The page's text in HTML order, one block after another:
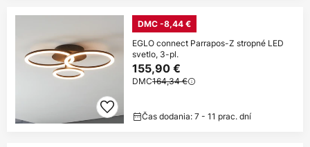
DMC -8,44 €
EGLO connect Parrapos-Z stropné LED
svetlo, 3-pl.
155,90 €
DMC164,34 €
Čas dodania: 7 - 11 prac. dní